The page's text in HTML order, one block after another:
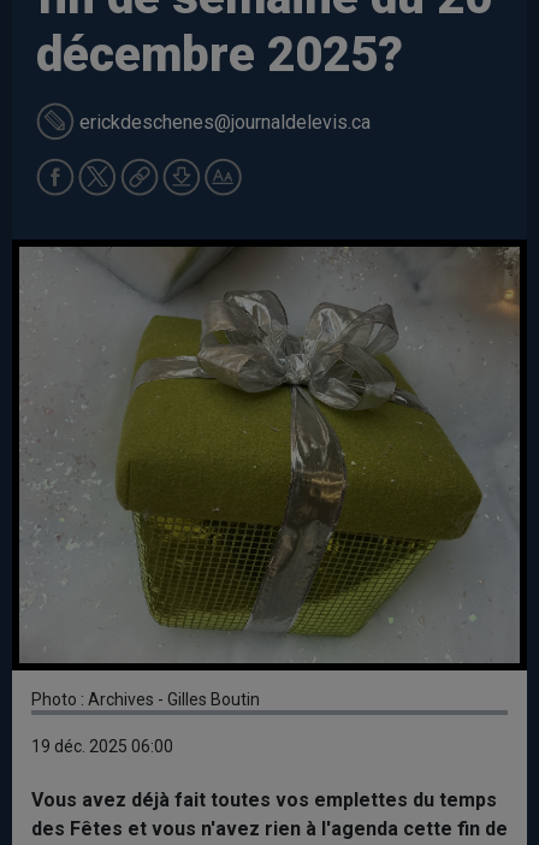
décembre 2025?
erickdeschenes@journaldelevis.ca
Photo : Archives - Gilles Boutin
19 déc. 2025 06:00
Vous avez déjà fait toutes vos emplettes du temps
des Fêtes et vous n'avez rien à l'agenda cette fin de